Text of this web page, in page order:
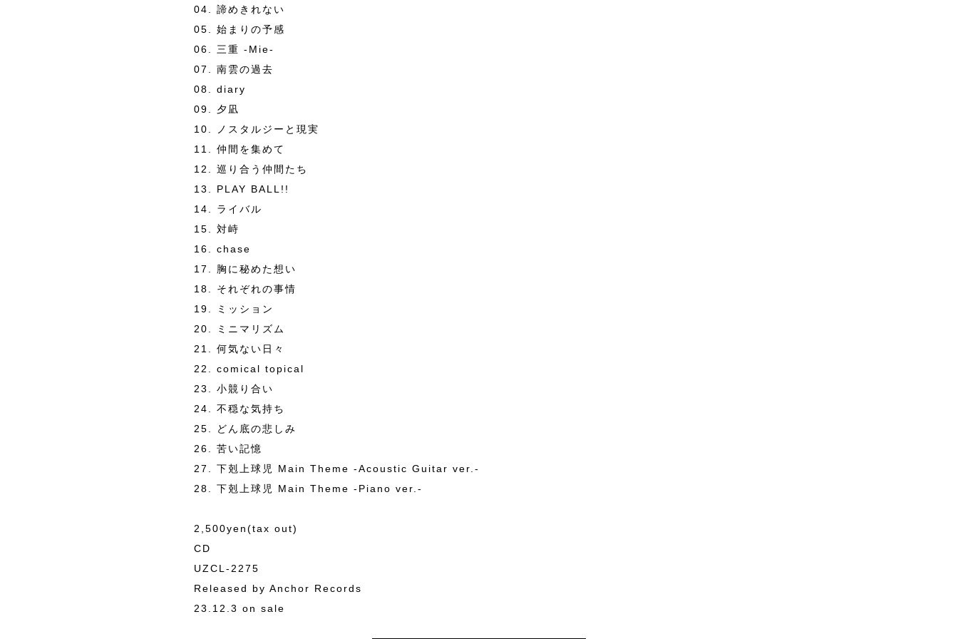
04. 諦めきれない
05. 始まりの予感
06. 三重 -Mie-
07. 南雲の過去
08. diary
09. 夕凪
10. ノスタルジーと現実
11. 仲間を集めて
12. 巡り合う仲間たち
13. PLAY BALL!!
14. ライバル
15. 対峙
16. chase
17. 胸に秘めた想い
18. それぞれの事情
19. ミッション
20. ミニマリズム
21. 何気ない日々
22. comical topical
23. 小競り合い
24. 不穏な気持ち
25. どん底の悲しみ
26. 苦い記憶
27. 下剋上球児 Main Theme -Acoustic Guitar ver.-
28. 下剋上球児 Main Theme -Piano ver.-
2,500yen(tax out)
CD
UZCL-2275
Released by Anchor Records
23.12.3 on sale